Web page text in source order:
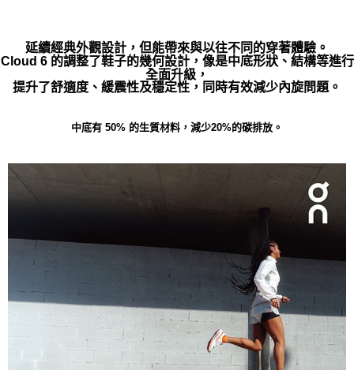
延續經典外觀設計，但能帶來與以往不同的穿著體驗。
Cloud 6 的調整了鞋子的幾何設計，像是中底形狀、結構等進行
全面升級，
提升了舒適度、緩震性及穩定性，同時有效減少內旋問題。
中底有 50% 的生質材料，減少20%的碳排放。